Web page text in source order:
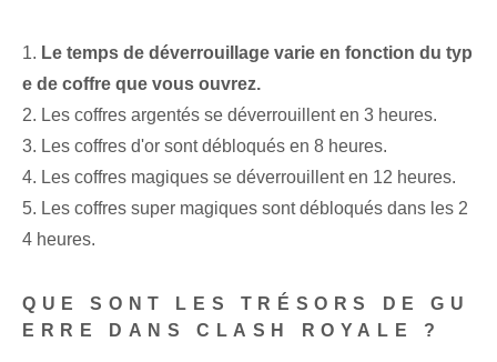
1. Le temps de déverrouillage varie en fonction du typ
e de coffre que vous ouvrez.
2. Les coffres argentés se déverrouillent en 3 heures.
3. Les coffres d'or sont débloqués en 8 heures.
4. Les coffres magiques se déverrouillent en 12 heures.
5. Les coffres super magiques sont débloqués dans les 2
4 heures.
QUE SONT LES TRÉSORS DE GU
ERRE DANS CLASH ROYALE ?